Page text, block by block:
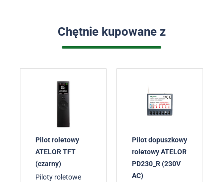
Chętnie kupowane z
Pilot roletowy
ATELOR TFT
(czarny)
Piloty roletowe
Pilot dopuszkowy
roletowy ATELOR
PD230_R (230V
AC)